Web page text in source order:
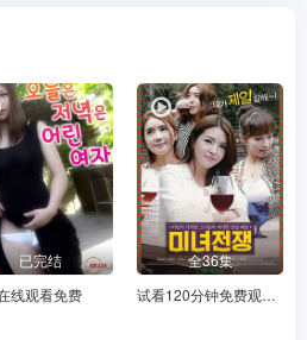
已完结
线观看免费
全36集
试看120分钟免费观看电视剧全集大全